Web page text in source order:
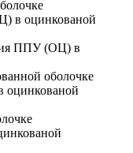
в оцинкованой
ППУ (ОЦ) в
оболочке